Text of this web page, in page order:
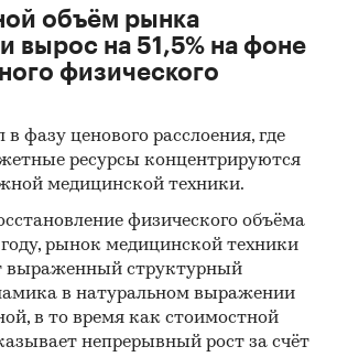
объём рынка
вырос на 51,5% на фоне
физического
фазу ценового расслоения, где
ресурсы концентрируются
медицинской техники.
физического объёма
рынок медицинской техники
выраженный структурный
в натуральном выражении
в то время как стоимостной
непрерывный рост за счёт